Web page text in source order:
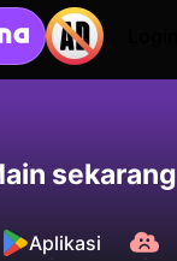
sekarang
Aplikasi